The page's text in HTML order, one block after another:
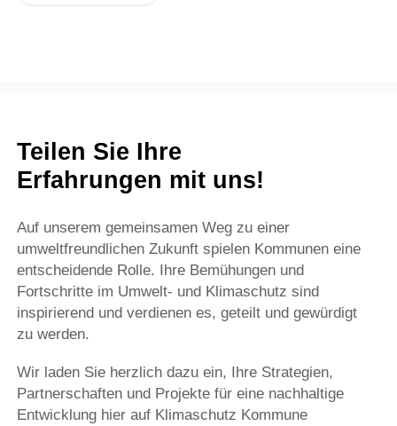
Teilen Sie Ihre
Erfahrungen mit uns!
Auf unserem gemeinsamen Weg zu einer
umweltfreundlichen Zukunft spielen Kommunen eine
entscheidende Rolle. Ihre Bemühungen und
Fortschritte im Umwelt- und Klimaschutz sind
inspirierend und verdienen es, geteilt und gewürdigt
zu werden.
Wir laden Sie herzlich dazu ein, Ihre Strategien,
Partnerschaften und Projekte für eine nachhaltige
Entwicklung hier auf Klimaschutz Kommune